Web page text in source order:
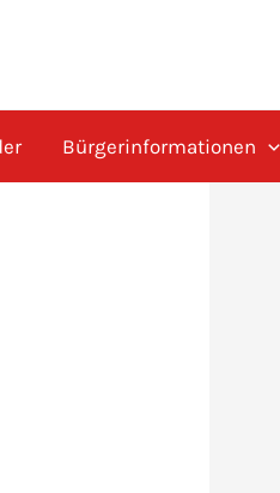
Bürgerinformationen